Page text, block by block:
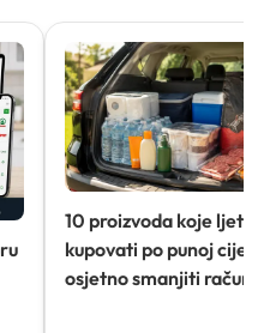
10 proizvoda koje ljeti
kupovati po punoj
osjetno smanjiti račun)